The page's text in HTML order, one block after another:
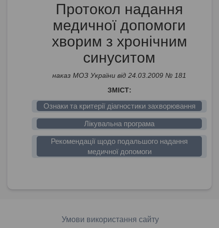
Протокол надання
медичної допомоги
хворим з хронічним
синуcитом
наказ МОЗ України від 24.03.2009 № 181
ЗМІСТ:
Ознаки та критерії діагностики захворювання
Лікувальна програма
Рекомендації щодо подальшого надання
медичної допомоги
Умови використання сайту